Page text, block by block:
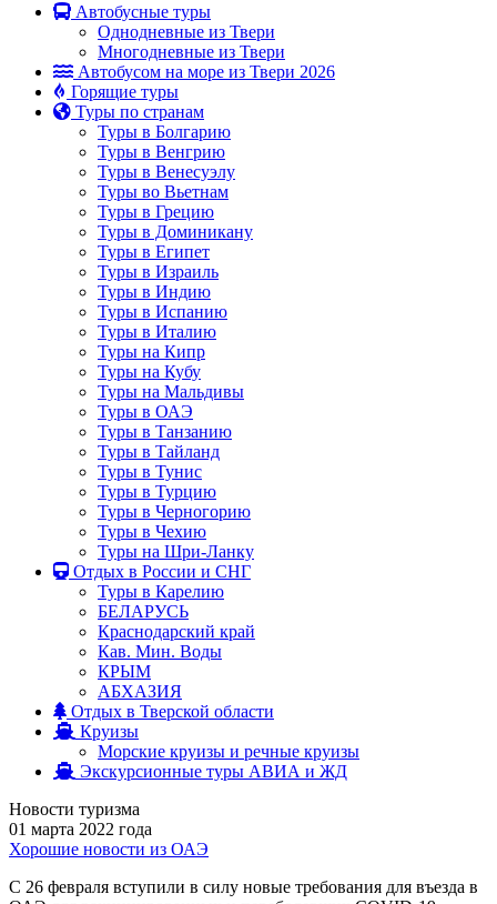
Автобусные туры
Однодневные из Твери
Многодневные из Твери
Автобусом на море из Твери 2026
Горящие туры
Туры по странам
Туры в Болгарию
Туры в Венгрию
Туры в Венесуэлу
Туры во Вьетнам
Туры в Грецию
Туры в Доминикану
Туры в Египет
Туры в Израиль
Туры в Индию
Туры в Испанию
Туры в Италию
Туры на Кипр
Туры на Кубу
Туры на Мальдивы
Туры в ОАЭ
Туры в Танзанию
Туры в Тайланд
Туры в Тунис
Туры в Турцию
Туры в Черногорию
Туры в Чехию
Туры на Шри-Ланку
Отдых в России и СНГ
Туры в Карелию
БЕЛАРУСЬ
Краснодарский край
Кав. Мин. Воды
КРЫМ
АБХАЗИЯ
Отдых в Тверской области
Круизы
Морские круизы и речные круизы
Экскурсионные туры АВИА и ЖД
Новости туризма
01 марта 2022 года
Хорошие новости из ОАЭ
С 26 февраля вступили в силу новые требования для въезда в